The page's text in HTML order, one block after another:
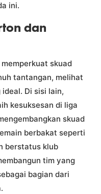
ini.
dan
skuad
tantangan, melihat
Di sisi lain,
kesuksesan di liga
skuad
berbakat seperti
berstatus klub
tim yang
bagian dari